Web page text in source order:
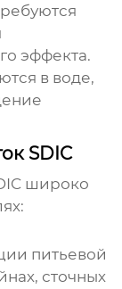
эффекта.
в воде,
SDIC
широко
питьевой
сточных